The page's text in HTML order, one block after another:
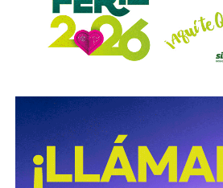
no solo ahí, sino en toda la
opacas, mal colocadas o tapadas
compartieron
conductores hacia peatones
de cada día), ¿por qué no
“circule con cuidado”, “cumpla con lo
“respete al peatón”?